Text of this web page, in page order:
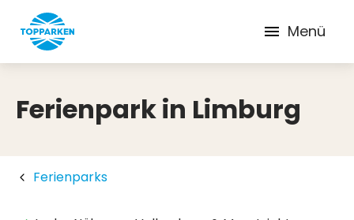
Menü
Ferienpark in Limburg
Ferienparks